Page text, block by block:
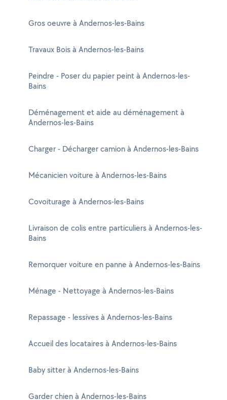
Gros oeuvre à Andernos-les-Bains
Travaux Bois à Andernos-les-Bains
Peindre - Poser du papier peint à Andernos-les-
Bains
Déménagement et aide au déménagement à
Andernos-les-Bains
Charger - Décharger camion à Andernos-les-Bains
Mécanicien voiture à Andernos-les-Bains
Covoiturage à Andernos-les-Bains
Livraison de colis entre particuliers à Andernos-les-
Bains
Remorquer voiture en panne à Andernos-les-Bains
Ménage - Nettoyage à Andernos-les-Bains
Repassage - lessives à Andernos-les-Bains
Accueil des locataires à Andernos-les-Bains
Baby sitter à Andernos-les-Bains
Garder chien à Andernos-les-Bains